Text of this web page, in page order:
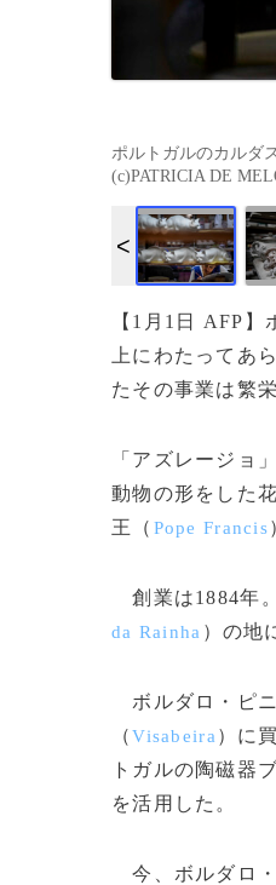
ポルトガルのカルダ
(c)PATRICIA DE
【1月1日 AFP
上にわたってあ
たその事業は繁
「アズレージョ
動物の形をした
王（ Pope Francis
創業は1884年
da Rainha ）の地
ボルダロ・ピニ
（Visabeira ）に
トガルの陶磁器
を活用した。
今、ボルダロ・